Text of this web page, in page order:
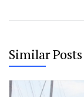
Similar Posts